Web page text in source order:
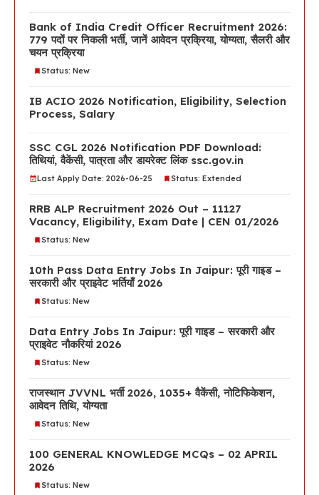
Bank of India Credit Officer Recruitment 2026:
779 पदों पर निकली भर्ती, जानें आवेदन प्रक्रिया, योग्यता, सैलरी और
चयन प्रक्रिया
Status: New
IB ACIO 2026 Notification, Eligibility, Selection
Process, Salary
SSC CGL 2026 Notification PDF Download:
तिथियां, वैकेंसी, पात्रता और डायरेक्ट लिंक ssc.gov.in
Last Apply Date: 2026-06-25 Status: Extended
RRB ALP Recruitment 2026 Out – 11127
Vacancy, Eligibility, Exam Date | CEN 01/2026
Status: New
10th Pass Data Entry Jobs In Jaipur: पूरी गाइड –
सरकारी और प्राइवेट भर्तियाँ 2026
Status: New
Data Entry Jobs In Jaipur: पूरी गाइड – सरकारी और
प्राइवेट नौकरियां 2026
Status: New
राजस्थान JVVNL भर्ती 2026, 1035+ वैकेंसी, नोटिफिकेशन,
आवेदन तिथि, योग्यता
Status: New
100 GENERAL KNOWLEDGE MCQs – 02 APRIL
2026
Status: New